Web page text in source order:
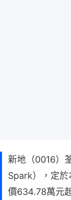
新地（0016）
Spark），定
價634.78萬元